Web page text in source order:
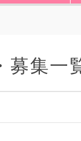
募集一